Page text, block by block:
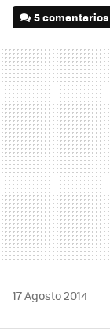
5 comentarios
17 Agosto 2014